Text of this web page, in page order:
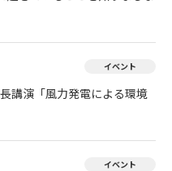
イベント
講演「風力発電による環境
イベント